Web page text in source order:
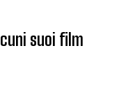
suoi film